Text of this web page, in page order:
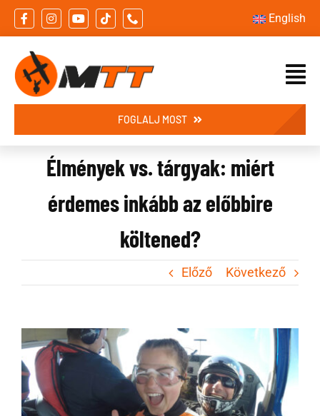
Skip
content
English
FOGLALJ MOST
Élmények vs. tárgyak: miért
érdemes inkább az előbbire
költened?
Előző Következő